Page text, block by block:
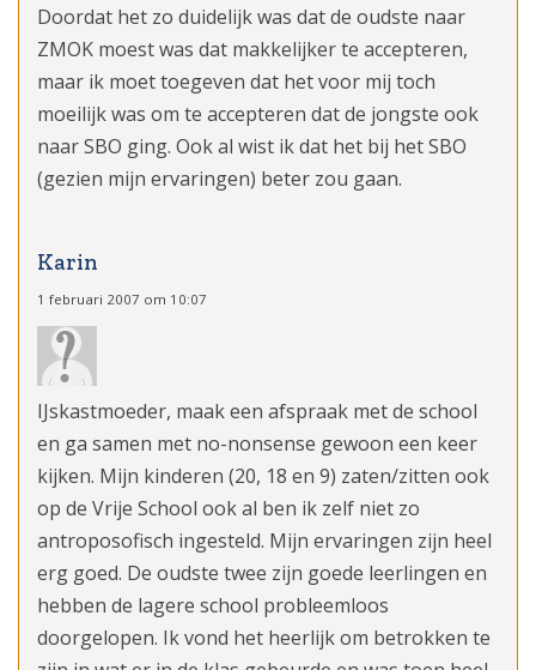
Doordat het zo duidelijk was dat de oudste naar
ZMOK moest was dat makkelijker te accepteren,
maar ik moet toegeven dat het voor mij toch
moeilijk was om te accepteren dat de jongste ook
naar SBO ging. Ook al wist ik dat het bij het SBO
(gezien mijn ervaringen) beter zou gaan.
Karin
1 februari 2007 om 10:07
IJskastmoeder, maak een afspraak met de school
en ga samen met no-nonsense gewoon een keer
kijken. Mijn kinderen (20, 18 en 9) zaten/zitten ook
op de Vrije School ook al ben ik zelf niet zo
antroposofisch ingesteld. Mijn ervaringen zijn heel
erg goed. De oudste twee zijn goede leerlingen en
hebben de lagere school probleemloos
doorgelopen. Ik vond het heerlijk om betrokken te